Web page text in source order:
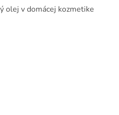
olej v domácej kozmetike